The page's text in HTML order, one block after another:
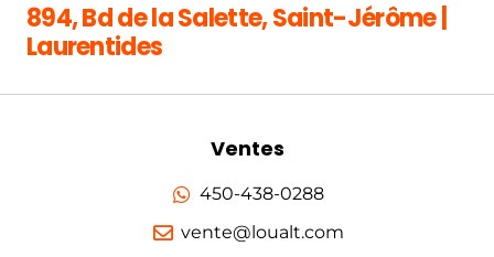
894, Bd de la Salette, Saint-Jérôme |
Laurentides
Ventes
450-438-0288
vente@loualt.com